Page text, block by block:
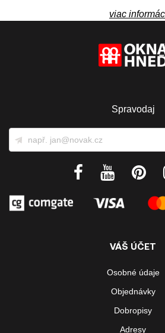
viac
Spravodaj
VÁŠ ÚČET
Osobné údaje
Objednávky
Dobropisy
Adresy